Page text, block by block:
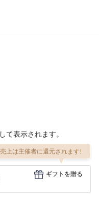
て表示されます。
上は主催者に還元されます!
ギフトを贈る